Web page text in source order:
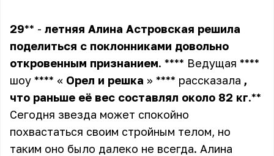
29** - летняя Алина Астровская решила
поделиться с поклонниками довольно
откровенным признанием. **** Ведущая ****
шоу **** « Орел и решка » **** рассказала ,
что раньше её вес составлял около 82 кг.**
Сегодня звезда может спокойно
похвастаться своим стройным телом, но
таким оно было далеко не всегда. Алина